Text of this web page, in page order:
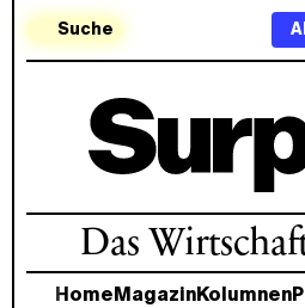
Suche
Das
Home MagazinKolumnen